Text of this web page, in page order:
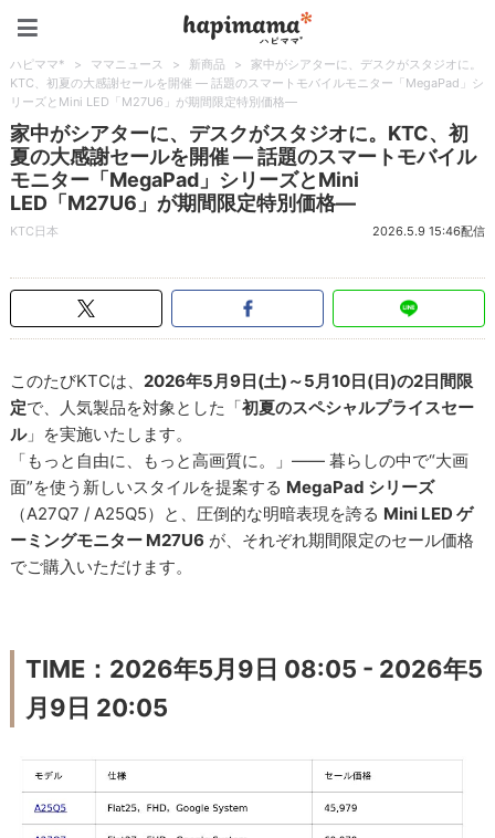
ハピママ* > ママニュース > 新商品 >
家中がシアターに、デスクがスタジオに。
KTC、初夏の大感謝セールを開催 ― 話題のスマートモバイルモニター「MegaPad」シ
リーズとMini LED「M27U6」が期間限定特別価格―
家中がシアターに、デスクがスタジオに。KTC、初
夏の大感謝セールを開催 ― 話題のスマートモバイル
モニター「MegaPad」シリーズとMini
LED「M27U6」が期間限定特別価格―
KTC日本 2026.5.9 15:46配信
このたびKTCは、2026年5月9日(土)～5月10日(日)の2日間限
定で、人気製品を対象とした「初夏のスペシャルプライスセー
ル」を実施いたします。
「もっと自由に、もっと高画質に。」―― 暮らしの中で“大画
面”を使う新しいスタイルを提案する MegaPad シリーズ
（A27Q7 / A25Q5）と、圧倒的な明暗表現を誇る Mini LED ゲ
ーミングモニター M27U6 が、それぞれ期間限定のセール価格
でご購入いただけます。
TIME：2026年5月9日 08:05 - 2026年5
月9日 20:05